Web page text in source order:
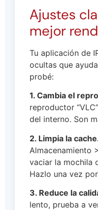
Ajustes
mejor
Tu aplicación de
ocultas que
probé:
1. Cambia el
reproductor
del interno. Son
2. Limpia la
Almacenamiento
vaciar la mochila
Hazlo una vez
3. Reduce la
lento, prueba a